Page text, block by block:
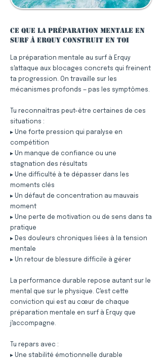
Ce que la préparation mentale en
surf à Erquy construit en toi
La préparation mentale au surf à Erquy
s'attaque aux blocages concrets qui freinent
ta progression. On travaille sur les
mécanismes profonds — pas les symptômes.
Tu reconnaîtras peut-être certaines de ces
situations :
▸ Une forte pression qui paralyse en
compétition
▸ Un manque de confiance ou une
stagnation des résultats
▸ Une difficulté à te dépasser dans les
moments clés
▸ Un défaut de concentration au mauvais
moment
▸ Une perte de motivation ou de sens dans ta
pratique
▸ Des douleurs chroniques liées à la tension
mentale
▸ Un retour de blessure difficile à gérer
La performance durable repose autant sur le
mental que sur le physique. C'est cette
conviction qui est au cœur de chaque
préparation mentale en surf à Erquy que
j'accompagne.
Tu repars avec :
▸ Une stabilité émotionnelle durable